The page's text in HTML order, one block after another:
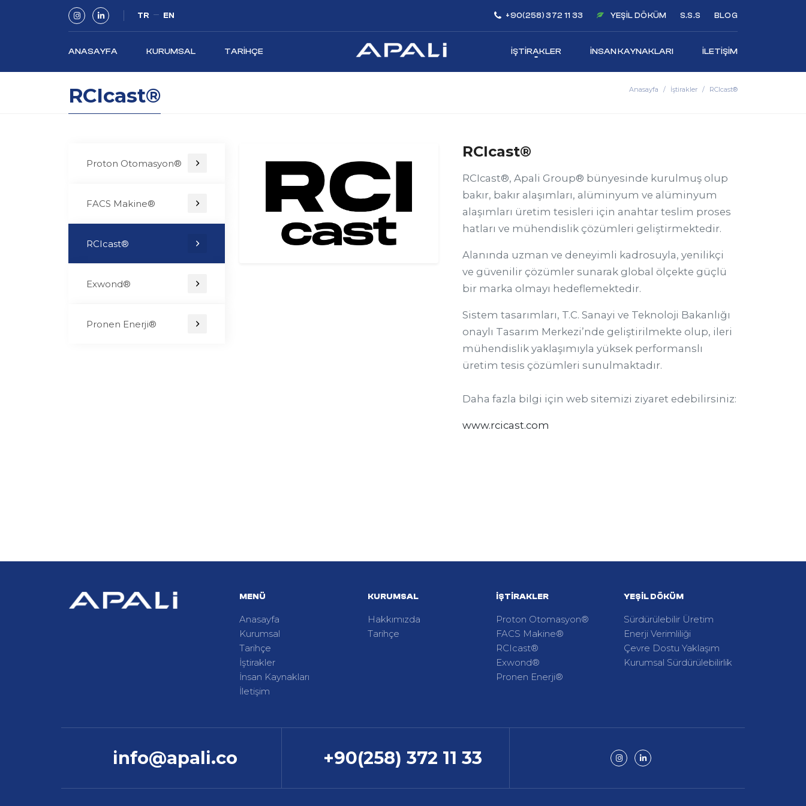
TR EN +90(258) 372 11 33 YEŞIL DÖKÜM S.S.S BLOG
ANASAYFA KURUMSAL TARIHÇE İŞTIRAKLER İNSAN KAYNAKLARI İLETIŞIM
RCIcast® Anasayfa İştirakler RCIcast®
Proton Otomasyon®
FACS Makine®
RCIcast®
Exwond®
Pronen Enerji®
RCIcast®
RCIcast®, Apali Group® bünyesinde kurulmuş olup
bakır, bakır alaşımları, alüminyum ve alüminyum
alaşımları üretim tesisleri için anahtar teslim proses
hatları ve mühendislik çözümleri geliştirmektedir.
Alanında uzman ve deneyimli kadrosuyla, yenilikçi
ve güvenilir çözümler sunarak global ölçekte güçlü
bir marka olmayı hedeflemektedir.
Sistem tasarımları, T.C. Sanayi ve Teknoloji Bakanlığı
onaylı Tasarım Merkezi’nde geliştirilmekte olup, ileri
mühendislik yaklaşımıyla yüksek performanslı
üretim tesis çözümleri sunulmaktadır.
Daha fazla bilgi için web sitemizi ziyaret edebilirsiniz:
www.rcicast.com
MENÜ
Anasayfa
Kurumsal
Tarihçe
İştirakler
İnsan Kaynakları
İletişim
KURUMSAL
Hakkımızda
Tarihçe
İŞTIRAKLER
Proton Otomasyon®
FACS Makine®
RCIcast®
Exwond®
Pronen Enerji®
YEŞIL DÖKÜM
Sürdürülebilir Üretim
Enerji Verimliliği
Çevre Dostu Yaklaşım
Kurumsal Sürdürülebilirlik
info@apali.co +90(258) 372 11 33